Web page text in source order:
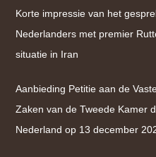
Korte impressie van het
Nederlanders met premier
situatie in Iran
Aanbieding Petitie aan de
Zaken van de Tweede Kamer
Nederland op 13 december